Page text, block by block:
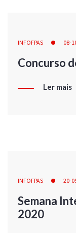
INFOFPAS 08-
Concurso
Ler mais
INFOFPAS 20-
Semana
2020